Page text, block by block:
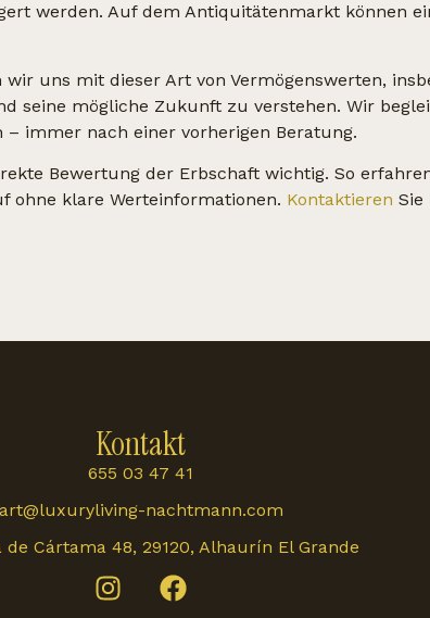
werden. Auf dem Antiquitätenmarkt können
wir uns mit dieser Art von Vermögenswerten,
seine mögliche Zukunft zu verstehen. Wir
immer nach einer vorherigen Beratung.
Bewertung der Erbschaft wichtig. So
ohne klare Werteinformationen. Kontaktieren Sie
Kontakt
655 03 47 41
art@luxuryliving-nachtmann.com
de Cártama 48, 29120, Alhaurín El Grande